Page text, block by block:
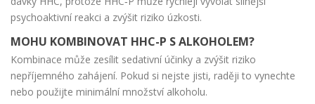
psychoaktivní reakci a zvýšit riziko úzkosti.
MOHU KOMBINOVAT HHC-P S ALKOHOLEM?
Kombinace může zesílit sedativní účinky a zvýšit riziko
nepříjemného zahájení. Pokud si nejste jisti, raději to vynechte
nebo použijte minimální množství alkoholu.